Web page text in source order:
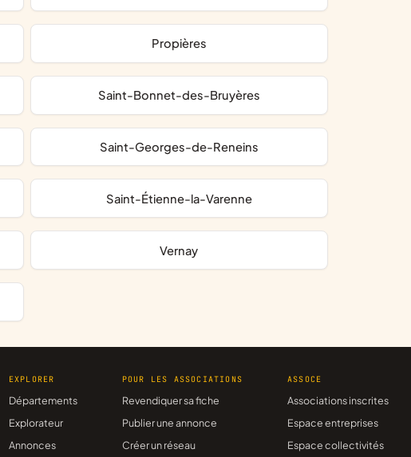
Propières
Saint-Bonnet-des-Bruyères
Saint-Georges-de-Reneins
Saint-Étienne-la-Varenne
Vernay
EXPLORER
Départements
Explorateur
Annonces
POUR LES ASSOCIATIONS
Revendiquer sa fiche
Publier une annonce
Créer un réseau
ASSOCE
Associations inscrites
Espace entreprises
Espace collectivités